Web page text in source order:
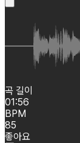
곡 길이
01:56
BPM
85
좋아요